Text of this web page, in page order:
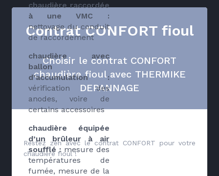
chaudière raccordée
à une VMC :
nettoyage du conduit
de raccordement
chaudière avec
ballon
d’accumulation :
vérification des
anodes, voire de
certains accessoires
chaudière équipée
d’un brûleur à air
soufflé : mesure des
températures de
fumée, mesure de la
Contrat CONFORT fioul
Choisir le contrat CONFORT
chaudière fioul avec THERMIKE
DEPANNAGE
Restez zen avec le contrat CONFORT pour votre
chaudière fioul !